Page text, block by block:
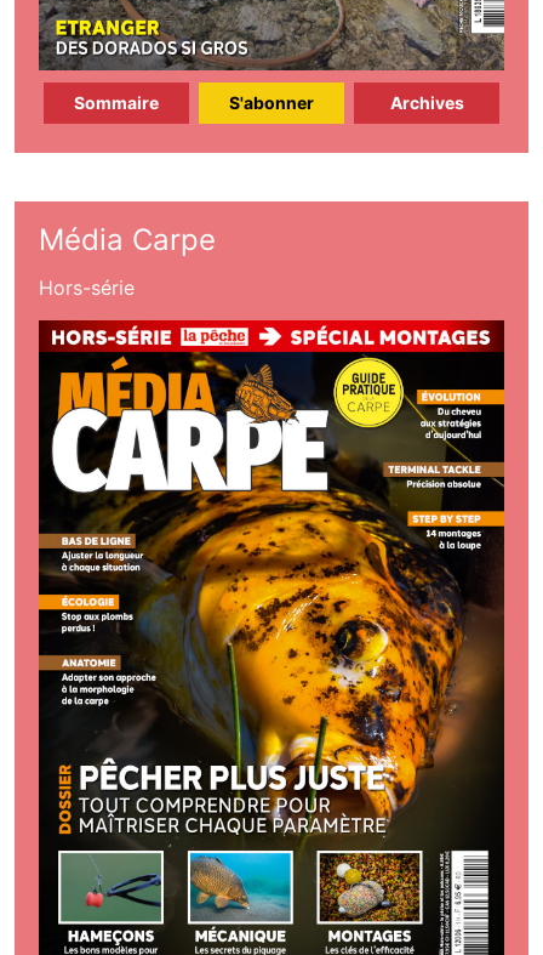
Sommaire S'abonner Archives
Média Carpe
Hors-série